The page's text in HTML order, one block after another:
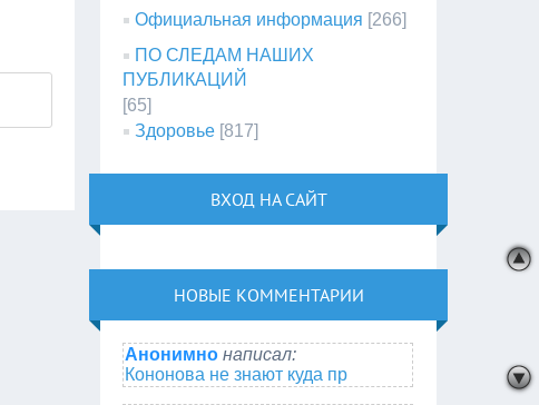
Официальная информация [266]
ПО СЛЕДАМ НАШИХ
ПУБЛИКАЦИЙ
[65]
Здоровье [817]
ВХОД НА САЙТ
НОВЫЕ КОММЕНТАРИИ
Анонимно написал:
Кононова не знают куда пр